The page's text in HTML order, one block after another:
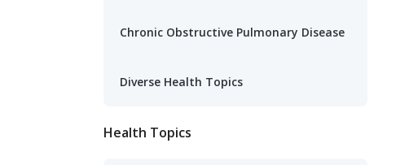
Chronic Obstructive Pulmonary Disease
Diverse Health Topics
Health Topics